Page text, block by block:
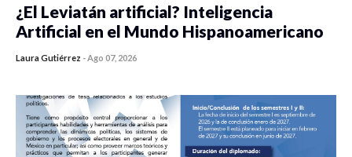
¿El Leviatán artificial? Inteligencia
Artificial en el Mundo Hispanoamericano
Laura Gutiérrez - Ago 07, 2026